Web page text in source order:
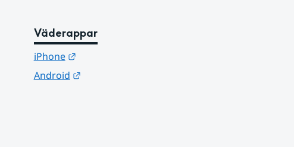
Väderappar
iPhone
Länk till annan webbplats.
Android
Länk till annan webbplats.